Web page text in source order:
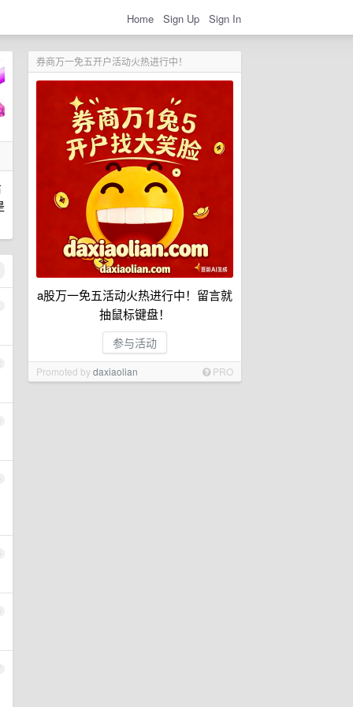
Home Sign Up Sign In
券商万一免五开户活动火热进行中！
a股万一免五活动火热进行中！留言就
抽鼠标键盘！
参与活动
Promoted bydaxiaolian PRO